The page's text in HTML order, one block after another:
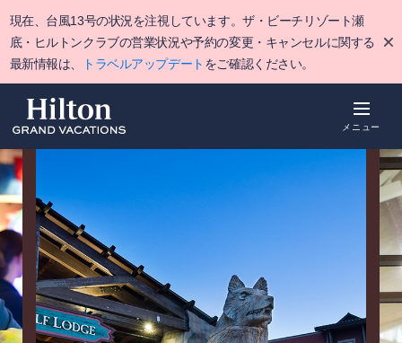
main
content
現在、台風13号の状況を注視しています。ザ・ビーチリゾート瀬
底・ヒルトンクラブの営業状況や予約の変更・キャンセルに関する
最新情報は、
トラベルアップデート をご確認ください。
メニュー
概要